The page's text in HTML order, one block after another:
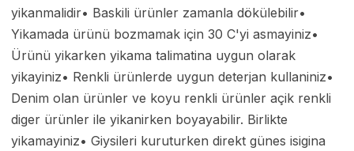
yikanmalidir• Baskili ürünler zamanla dökülebilir•
Yikamada ürünü bozmamak için 30 C'yi asmayiniz•
Ürünü yikarken yikama talimatina uygun olarak
yikayiniz• Renkli ürünlerde uygun deterjan kullaniniz•
Denim olan ürünler ve koyu renkli ürünler açik renkli
diger ürünler ile yikanirken boyayabilir. Birlikte
yikamayiniz• Giysileri kuruturken direkt günes isigina